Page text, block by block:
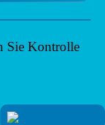
Sie Kontrolle